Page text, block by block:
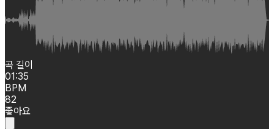
곡 길이
01:35
BPM
82
좋아요